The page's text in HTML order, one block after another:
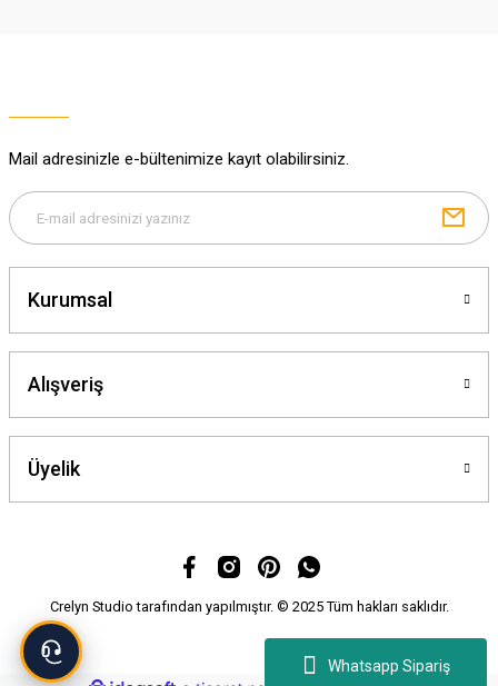
Whatsapp Sipariş
Bu ürüne benzer farklı alternatifler olmalı.
Mail adresinizle e-bültenimize kayıt olabilirsiniz.
Kurumsal
Alışveriş
Üyelik
Crelyn Studio tarafından yapılmıştır. © 2025 Tüm hakları saklıdır.